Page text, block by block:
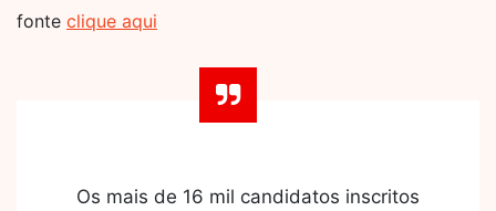
fonte clique aqui
Os mais de 16 mil candidatos inscritos